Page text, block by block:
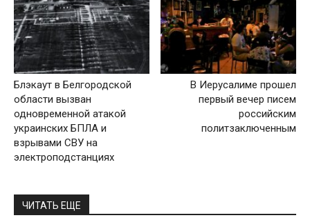
Блэкаут в Белгородской
области вызван
одновременной атакой
украинских БПЛА и
взрывами СВУ на
электроподстанциях
В Иерусалиме прошел
первый вечер писем
российским
политзаключенным
ЧИТАТЬ ЕЩЕ